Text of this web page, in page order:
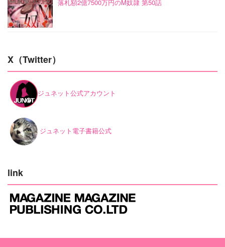
落札額2億7500万円のM奴隷 第50話
X（Twitter）
ジュネット公式アカウント
ジュネット電子書籍公式
link